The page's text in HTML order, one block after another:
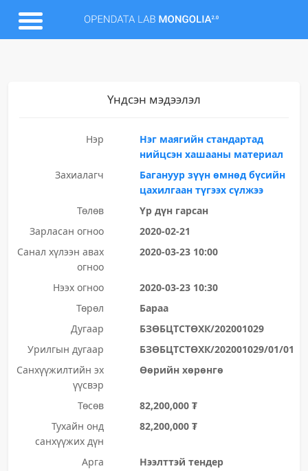
Үндсэн мэдээлэл
Нэр
Нэг маягийн стандартад
нийцсэн хашааны материал
Захиалагч
Багануур зүүн өмнөд бүсийн
цахилгаан түгээх сүлжээ
Төлөв
Үр дүн гарсан
Зарласан огноо
2020-02-21
Санал хүлээн авах
огноо
2020-03-23 10:00
Нээх огноо
2020-03-23 10:30
Төрөл
Бараа
Дугаар
БЗӨБЦТСТӨХК/202001029
Урилгын дугаар
БЗӨБЦТСТӨХК/202001029/01/01
Санхүүжилтийн эх
үүсвэр
Өөрийн хөрөнгө
Төсөв
82,200,000 ₮
Тухайн онд
санхүүжих дүн
82,200,000 ₮
Арга
Нээлттэй тендер